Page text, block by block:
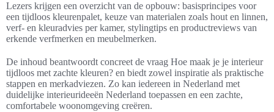
Lezers krijgen een overzicht van de opbouw: basisprincipes voor
een tijdloos kleurenpalet, keuze van materialen zoals hout en linnen,
verf- en kleuradvies per kamer, stylingtips en productreviews van
erkende verfmerken en meubelmerken.
De inhoud beantwoordt concreet de vraag Hoe maak je je interieur
tijdloos met zachte kleuren? en biedt zowel inspiratie als praktische
stappen en merkadviezen. Zo kan iedereen in Nederland met
duidelijke interieurideeën Nederland toepassen en een zachte,
comfortabele woonomgeving creëren.